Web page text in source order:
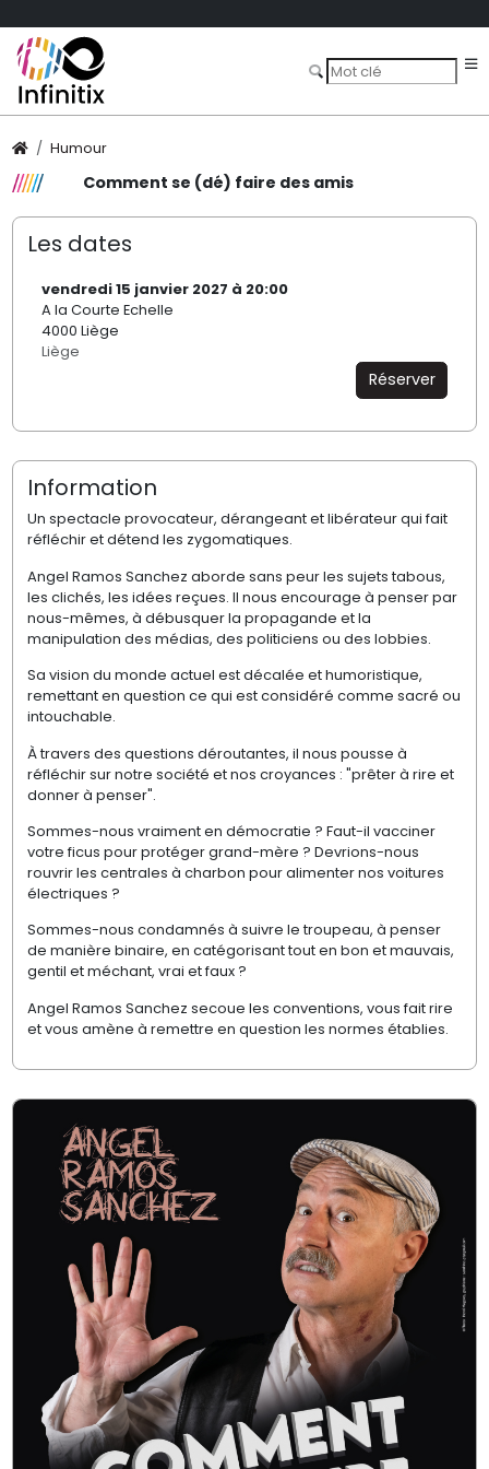
Humour
Comment se (dé) faire des amis
Les dates
vendredi 15 janvier 2027 à 20:00
A la Courte Echelle
4000 Liège
Liège
Réserver
Information
Un spectacle provocateur, dérangeant et libérateur qui fait
réfléchir et détend les zygomatiques.
Angel Ramos Sanchez aborde sans peur les sujets tabous,
les clichés, les idées reçues. Il nous encourage à penser par
nous-mêmes, à débusquer la propagande et la
manipulation des médias, des politiciens ou des lobbies.
Sa vision du monde actuel est décalée et humoristique,
remettant en question ce qui est considéré comme sacré ou
intouchable.
À travers des questions déroutantes, il nous pousse à
réfléchir sur notre société et nos croyances : "prêter à rire et
donner à penser".
Sommes-nous vraiment en démocratie ? Faut-il vacciner
votre ficus pour protéger grand-mère ? Devrions-nous
rouvrir les centrales à charbon pour alimenter nos voitures
électriques ?
Sommes-nous condamnés à suivre le troupeau, à penser
de manière binaire, en catégorisant tout en bon et mauvais,
gentil et méchant, vrai et faux ?
Angel Ramos Sanchez secoue les conventions, vous fait rire
et vous amène à remettre en question les normes établies.